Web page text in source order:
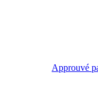
Approuvé